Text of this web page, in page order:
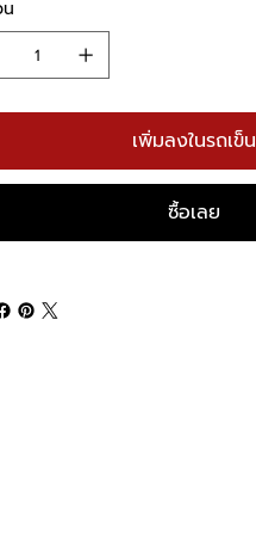
เพิ่มลงในรถเข็น
ซื้อเลย